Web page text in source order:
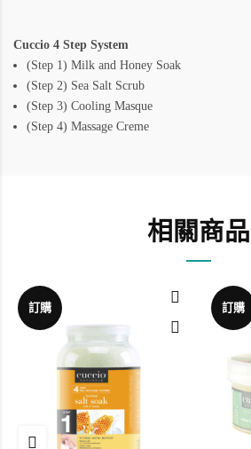
Cuccio 4 Step System
(Step 1) Milk and Honey Soak
(Step 2) Sea Salt Scrub
(Step 3) Cooling Masque
(Step 4) Massage Creme
相關商品
訂購 訂購